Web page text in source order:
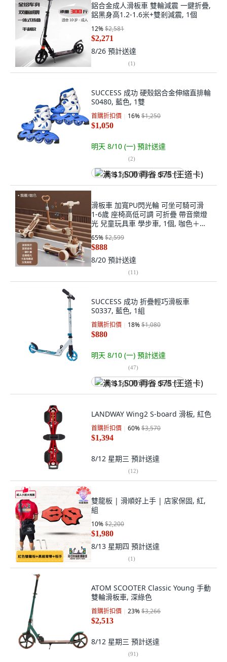
鋁合金成人滑板車 雙輪減震 一鍵折疊,
鋁黑身高1.2-1.6米+雙剎減震, 1個
12%$2,581
$2,271
8/26 預計送達
(1)
SUCCESS 成功 硬殼鋁合金伸縮直排輪
S0480, 藍色, 1雙
首購折扣價 16%$1,250
$1,050
明天 8/10 (一) 預計送達
(2)
满 $1,500 再省 $75 (王道卡)
滑板車 加寬PU閃光輪 可坐可騎可滑
1-6歲 座椅高低可調 可折疊 帶音樂燈
光 兒童玩具車 學步車, 1個, 咖色＋座
椅+推把, 咖色
65%$2,599
$888
8/20 預計送達
(11)
SUCCESS 成功 折疊輕巧滑板車
S0337, 藍色, 1組
首購折扣價 18%$1,080
$880
明天 8/10 (一) 預計送達
(47)
满 $1,500 再省 $75 (王道卡)
LANDWAY Wing2 S-board 滑板, 紅色
首購折扣價 60%$3,570
$1,394
8/12 星期三 預計送達
(12)
雙龍板 | 滑順好上手 | 店家保固, 紅,
組
10%$2,200
$1,980
8/13 星期四 預計送達
(1)
ATOM SCOOTER Classic Young 手動
雙輪滑板車, 深綠色
首購折扣價 23%$3,266
$2,513
8/12 星期三 預計送達
(91)